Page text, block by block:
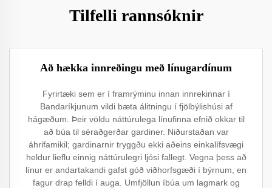
Tilfelli rannsóknir
Að hækka innreðingu með línugardínum
Fyrirtæki sem er í framrýminu innan innrekinnar í
Bandaríkjunum vildi bæta álitningu í fjölbýlishúsi af
hágæðum. Þeir völdu náttúrulega línufinna efnið okkar til
að búa til séraðgerðar gardiner. Niðurstaðan var
áhrifamikil; gardinarnir tryggðu ekki aðeins einkalífsvægi
heldur lieflu einnig náttúrulegri ljósi fallegt. Vegna þess að
línur er andartakandi gafst góð viðhorfsgæði í býrnum, en
fagur drap felldi í auga. Umfjöllun íbúa um lagmark og